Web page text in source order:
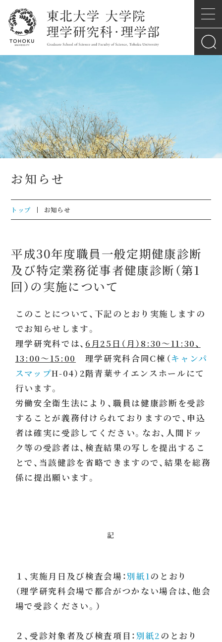
お知らせ
トップ お知らせ
平成30年度職員一般定期健康診断
及び特定業務従事者健康診断（第1
回）の実施について
このことについて、下記のとおり実施しますの
でお知らせします。
理学研究科では、 6月25日（月）8:30～11:30、
13:00～15:00
理学研究科合同C棟（キャンパ
スマップH-04）2階青葉サイエンスホールにて
行います。
労働安全衛生法により、職員は健康診断を受診
することが義務付けられておりますので、申込
者は確実に受診してください。なお、人間ドッ
ク等の受診者は、検査結果の写しを提出するこ
とで、当該健診を省略できますので、結果を総務
係に提出願います。
記
１、実施月日及び検査会場：別紙1 のとおり
（理学研究科会場で都合がつかない場合は、他会
場で受診ください。）
２、受診対象者及び検査項目： 別紙2のとおり